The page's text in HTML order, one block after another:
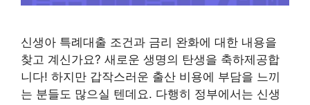
신생아 특례대출 조건과 금리 완화에 대한 내용을
찾고 계신가요? 새로운 생명의 탄생을 축하제공합
니다! 하지만 갑작스러운 출산 비용에 부담을 느끼
는 분들도 많으실 텐데요. 다행히 정부에서는 신생